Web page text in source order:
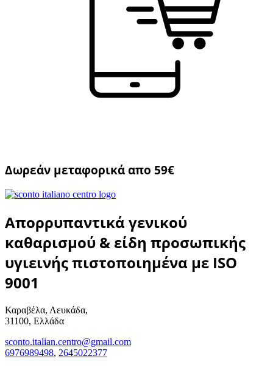
Δωρεάν μεταφορικά απο 59€
Απορρυπαντικά γενικού
καθαρισμού & είδη προσωπικής
υγιεινής πιστοποιημένα με ISO
9001
Καραβέλα, Λευκάδα,
31100, Ελλάδα
sconto.italian.centro@gmail.com
6976989498, 2645022377